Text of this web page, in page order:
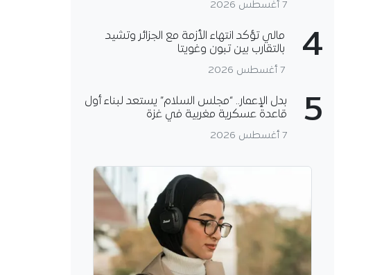
7 أغسطس 2026
4
مالي تؤكد انتهاء الأزمة مع الجزائر وتشيد
بالتقارب بين تبون وغويتا
7 أغسطس 2026
5
بدل الإعمار.. “مجلس السلام” يستعد لبناء أول
قاعدة عسكرية مغربية في غزة
7 أغسطس 2026